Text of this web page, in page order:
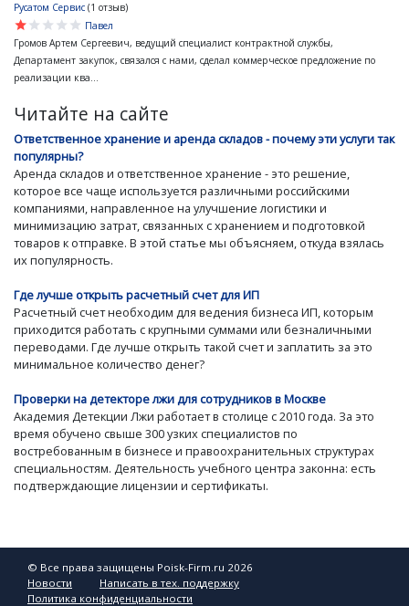
Русатом Сервис (1 отзыв)
star
star
star
star
star
Павел
Громов Артем Сергеевич, ведущий специалист контрактной службы,
Департамент закупок, связался с нами, сделал коммерческое предложение по
реализации ква...
Читайте на сайте
Ответственное хранение и аренда складов - почему эти услуги так
популярны?
Аренда складов и ответственное хранение - это решение,
которое все чаще используется различными российскими
компаниями, направленное на улучшение логистики и
минимизацию затрат, связанных с хранением и подготовкой
товаров к отправке. В этой статье мы объясняем, откуда взялась
их популярность.
Где лучше открыть расчетный счет для ИП
Расчетный счет необходим для ведения бизнеса ИП, которым
приходится работать с крупными суммами или безналичными
переводами. Где лучше открыть такой счет и заплатить за это
минимальное количество денег?
Проверки на детекторе лжи для сотрудников в Москве
Академия Детекции Лжи работает в столице с 2010 года. За это
время обучено свыше 300 узких специалистов по
востребованным в бизнесе и правоохранительных структурах
специальностям. Деятельность учебного центра законна: есть
подтверждающие лицензии и сертификаты.
© Все права защищены Poisk-Firm.ru 2026
Новости
Написать в тех. поддержку
Политика конфиденциальности